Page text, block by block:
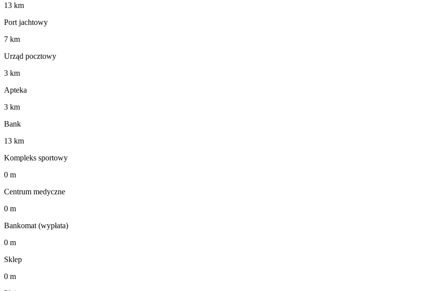
13 km
Port jachtowy
7 km
Urząd pocztowy
3 km
Apteka
3 km
Bank
13 km
Kompleks sportowy
0 m
Centrum medyczne
0 m
Bankomat (wypłata)
0 m
Sklep
0 m